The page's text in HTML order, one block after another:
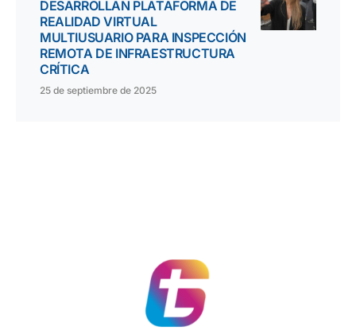
DESARROLLAN PLATAFORMA DE
REALIDAD VIRTUAL
MULTIUSUARIO PARA INSPECCIÓN
REMOTA DE INFRAESTRUCTURA
CRÍTICA
25 de septiembre de 2025